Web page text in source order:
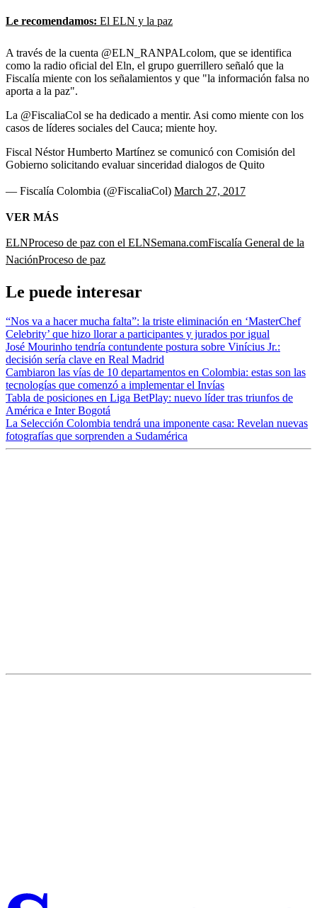
Le recomendamos: El ELN y la paz
A través de la cuenta @ELN_RANPALcolom, que se identifica
como la radio oficial del Eln, el grupo guerrillero señaló que la
Fiscalía miente con los señalamientos y que "la información falsa no
aporta a la paz".
La @FiscaliaCol se ha dedicado a mentir. Asi como miente con los
casos de líderes sociales del Cauca; miente hoy.
Fiscal Néstor Humberto Martínez se comunicó con Comisión del
Gobierno solicitando evaluar sinceridad dialogos de Quito
— Fiscalía Colombia (@FiscaliaCol) March 27, 2017
VER MÁS
ELNProceso de paz con el ELNSemana.comFiscalía General de la
NaciónProceso de paz
Le puede interesar
“Nos va a hacer mucha falta”: la triste eliminación en ‘MasterChef
Celebrity’ que hizo llorar a participantes y jurados por igual
José Mourinho tendría contundente postura sobre Vinícius Jr.:
decisión sería clave en Real Madrid
Cambiaron las vías de 10 departamentos en Colombia: estas son las
tecnologías que comenzó a implementar el Invías
Tabla de posiciones en Liga BetPlay: nuevo líder tras triunfos de
América e Inter Bogotá
La Selección Colombia tendrá una imponente casa: Revelan nuevas
fotografías que sorprenden a Sudamérica